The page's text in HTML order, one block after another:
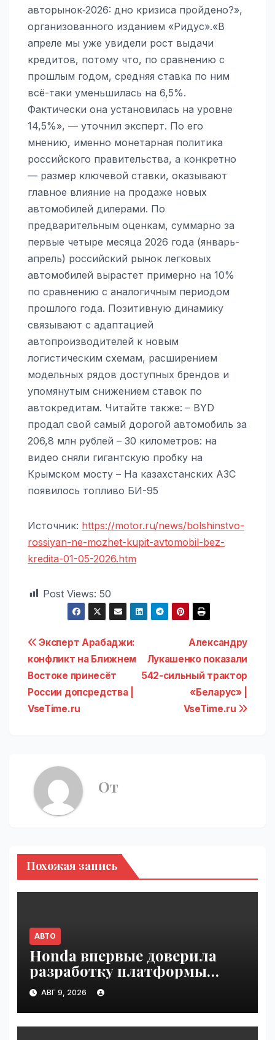
авторынок‑2026: дно кризиса пройдено?»,
организованного изданием «Ридус».«В
апреле мы уже увидели рост выдачи
кредитов, потому что, по сравнению с
прошлым годом, средняя ставка по ним
всё-таки уменьшилась на 6,5%.
Фактически она установилась на уровне
14,5%», — уточнил эксперт. По его
мнению, именно монетарная политика
российского правительства, а конкретно
— размер ключевой ставки, оказывают
главное влияние на продаже новых
автомобилей дилерами. По
предварительным оценкам, суммарно за
первые четыре месяца 2026 года (январь-
апрель) российский рынок легковых
автомобилей вырастет примерно на 10%
по сравнению с аналогичным периодом
прошлого года. Позитивную динамику
связывают с адаптацией
автопроизводителей к новым
логистическим схемам, расширением
модельных рядов доступных брендов и
упомянутым снижением ставок по
автокредитам. Читайте также: – BYD
продал свой самый дорогой автомобиль за
206,8 млн рублей – 30 километров: на
видео сняли гигантскую пробку на
Крымском мосту – На казахстанских АЗС
появилось топливо БИ-95
Источник: https://motor.ru/news/bolshinstvo-
rossiyan-ne-mozhet-kupit-avtomobil-bez-
kredita-01-05-2026.htm
Post Views: 50
Навигация
по
записям
Александру
Лукашенко показали
542-сильный трактор
«Беларус» |
VseTime.ru
Эксперт Арабаджи:
конфликт на Ближнем
Востоке принесёт
России допсредства |
VseTime.ru
От
Похожая запись
АВТО
Honda впервые доверила
разработку платформы
индийской компании Tata
Technologies | VseTime.ru
АВГ 9, 2026